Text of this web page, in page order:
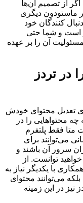
اگر از تصمیم آن‌ها
ماستودون دیگری
کنندگان خود
است و شما حتی
آن را بر عهده
در تردز
تعدیل محتوای خودش
محتواهایی را در
متا فقط پلتفرم
می‌توانند برای
سرور آن باشند و
توانست. از
با یکدیگر نیاز به
می‌توانند محتوای
در این زمینه